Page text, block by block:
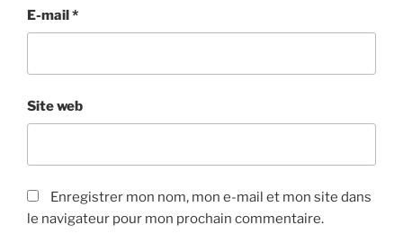
E-mail*
Site web
Enregistrer mon nom, mon e-mail et mon site dans
le navigateur pour mon prochain commentaire.